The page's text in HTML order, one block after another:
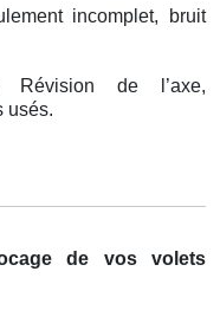
incomplet, bruit
Révision de l’axe,
usés.
de vos volets